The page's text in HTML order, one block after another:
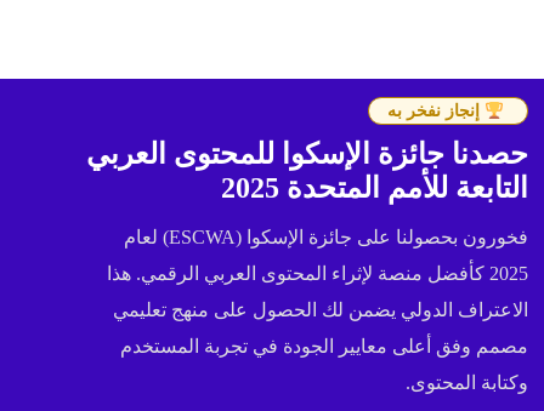
إنجاز نفخر به
حصدنا جائزة الإسكوا للمحتوى العربي
التابعة للأمم المتحدة 2025
فخورون بحصولنا على جائزة الإسكوا (ESCWA) لعام
2025 كأفضل منصة لإثراء المحتوى العربي الرقمي. هذا
الاعتراف الدولي يضمن لك الحصول على منهج تعليمي
مصمم وفق أعلى معايير الجودة في تجربة المستخدم
وكتابة المحتوى.